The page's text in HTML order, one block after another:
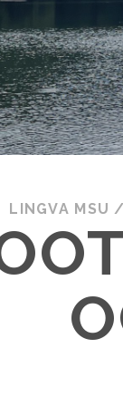
LINGVA MSU /